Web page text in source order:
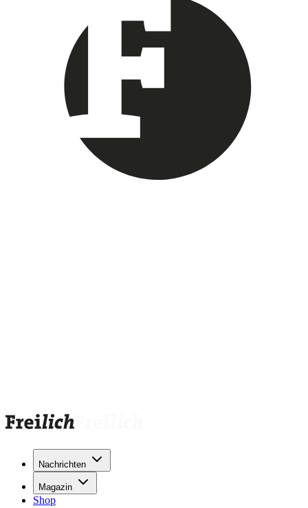
Nachrichten
Magazin
Shop